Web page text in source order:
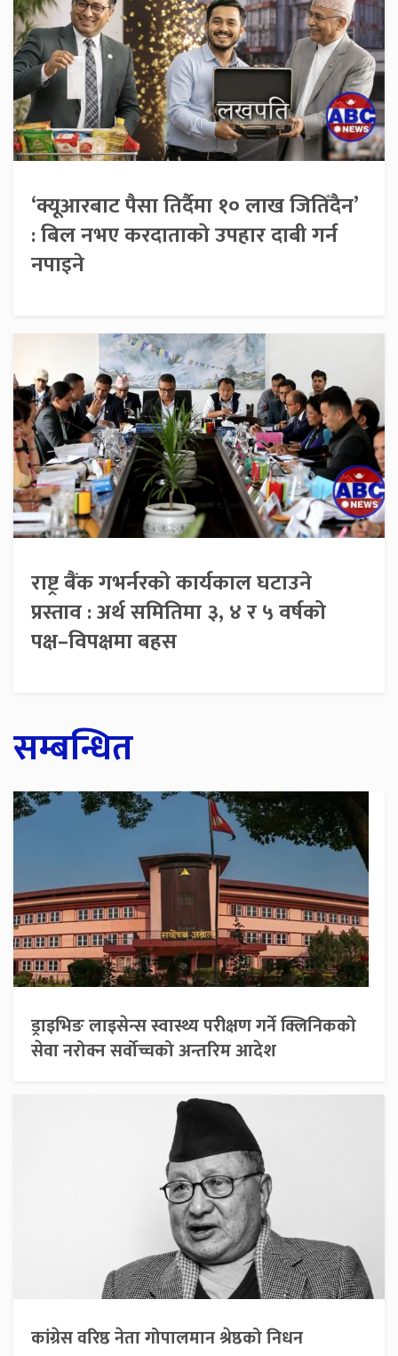
‘क्यूआरबाट पैसा तिर्दैमा १० लाख जितिँदैन’
: बिल नभए करदाताको उपहार दाबी गर्न
नपाइने
राष्ट्र बैंक गभर्नरको कार्यकाल घटाउने
प्रस्ताव : अर्थ समितिमा ३, ४ र ५ वर्षको
पक्ष–विपक्षमा बहस
सम्बन्धित
ड्राइभिङ लाइसेन्स स्वास्थ्य परीक्षण गर्ने क्लिनिकको
सेवा नरोक्न सर्वोच्चको अन्तरिम आदेश
कांग्रेस वरिष्ठ नेता गोपालमान श्रेष्ठको निधन